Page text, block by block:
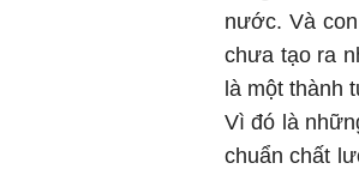
nước. Và
chưa tạo ra
là một thành
Vì đó là
chuẩn chất